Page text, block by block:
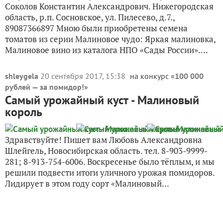
Соколов Константин Александрович. Нижегородская
область, р.п. Сосновское, ул. Пилесево, д.7.,
89087366897 Мною были приобретены семена
томатов из серии Малиновое чудо: Яркая малиновка,
Малиновое вино из каталога НПО «Сады России»....
shleygela 20 сентября 2017, 15:38 на конкурс «100 000
рублей — за помидор!»
Самый урожайный куст - Малиновый
король
Здравствуйте! Пишет вам Любовь Александровна
Шлейгель, Новосибирская область. тел. 8-903-9999-
281; 8-913-754-6006. Воскресенье было тёплым, и мы
решили подвести итоги уличного урожая помидоров.
Лидирует в этом году сорт «Малиновый...